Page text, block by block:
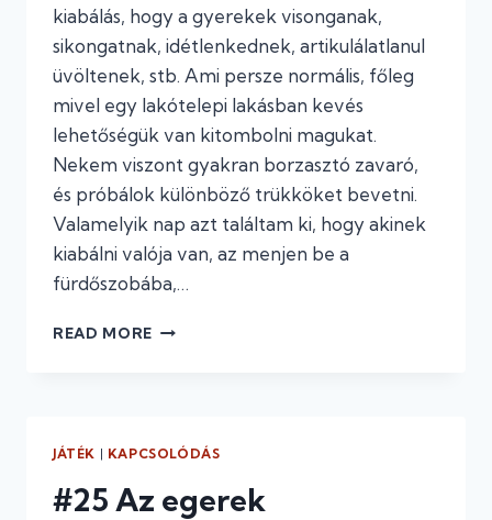
kiabálás, hogy a gyerekek visonganak,
sikongatnak, idétlenkednek, artikulálatlanul
üvöltenek, stb. Ami persze normális, főleg
mivel egy lakótelepi lakásban kevés
lehetőségük van kitombolni magukat.
Nekem viszont gyakran borzasztó zavaró,
és próbálok különböző trükköket bevetni.
Valamelyik nap azt találtam ki, hogy akinek
kiabálni valója van, az menjen be a
fürdőszobába,…
READ MORE #26
TUD
JÁTÉK | KAPCSOLÓDÁS
#25 Az egerek